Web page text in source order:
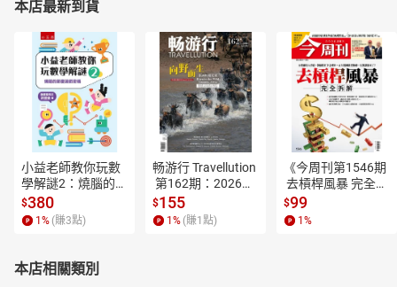
本店最新到貨
小益老師教你玩數
學解謎2：燒腦的節
慶遊戲密碼【電子
書】
$380
1 % (賺3點)
畅游行 Travellution
第162期：2026年
8月号（中英雙語
版）【電子書】
$155
1 % (賺1 點)
《今周刊第1546期
去槓桿風暴 完全拆
解》【電子書】
$99
1 %
本店相關類別